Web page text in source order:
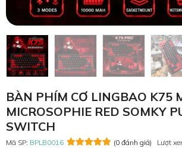
BÀN PHÍM CƠ LINGBAO K75
MICROSOPHIE RED SOMKY
SWITCH
Mã SP: BPLB0016 (0 đánh giá) Lượt